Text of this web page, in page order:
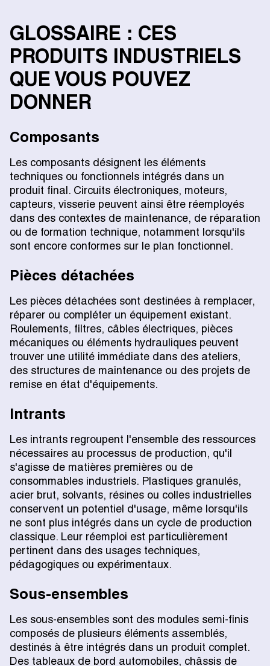
GLOSSAIRE : CES
PRODUITS INDUSTRIELS
QUE VOUS POUVEZ
DONNER
Composants
Les composants désignent les éléments
techniques ou fonctionnels intégrés dans un
produit final. Circuits électroniques, moteurs,
capteurs, visserie peuvent ainsi être réemployés
dans des contextes de maintenance, de réparation
ou de formation technique, notamment lorsqu'ils
sont encore conformes sur le plan fonctionnel.
Pièces détachées
Les pièces détachées sont destinées à remplacer,
réparer ou compléter un équipement existant.
Roulements, filtres, câbles électriques, pièces
mécaniques ou éléments hydrauliques peuvent
trouver une utilité immédiate dans des ateliers,
des structures de maintenance ou des projets de
remise en état d'équipements.
Intrants
Les intrants regroupent l'ensemble des ressources
nécessaires au processus de production, qu'il
s'agisse de matières premières ou de
consommables industriels. Plastiques granulés,
acier brut, solvants, résines ou colles industrielles
conservent un potentiel d'usage, même lorsqu'ils
ne sont plus intégrés dans un cycle de production
classique. Leur réemploi est particulièrement
pertinent dans des usages techniques,
pédagogiques ou expérimentaux.
Sous-ensembles
Les sous-ensembles sont des modules semi-finis
composés de plusieurs éléments assemblés,
destinés à être intégrés dans un produit complet.
Des tableaux de bord automobiles, châssis de